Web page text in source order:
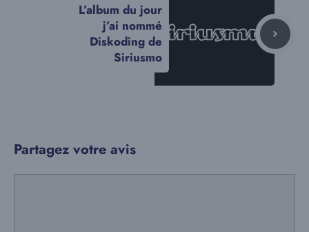
L’album du jour
j’ai nommé
Diskoding de
Siriusmo
Partagez votre avis